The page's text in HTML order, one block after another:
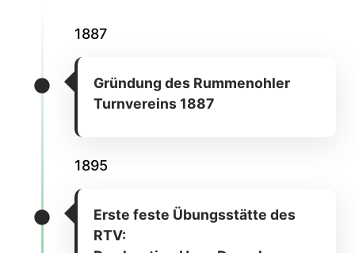
1887
Gründung des Rummenohler
Turnvereins 1887
1895
Erste feste Übungsstätte des
RTV: